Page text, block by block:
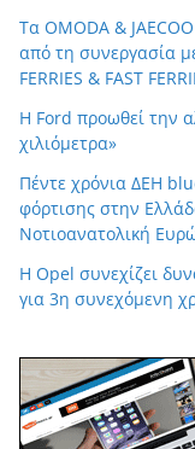
Τα OMODA &
από τη συνεργασία
FERRIES & FAST
Η Ford προωθεί την
χιλιόμετρα»
Πέντε χρόνια ΔΕΗ
φόρτισης στην
Νοτιοανατολική
Η Opel συνεχίζει
για 3η συνεχόμενη